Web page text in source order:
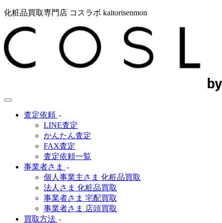
化粧品買取専門店 コスラボ kaitorisenmon
査定依頼
LINE査定
かんたん査定
FAX査定
査定依頼一覧
事業者さま
個人事業主さま 化粧品買取
法人さま 化粧品買取
事業者さま 宅配買取
事業者さま 店頭買取
買取方法